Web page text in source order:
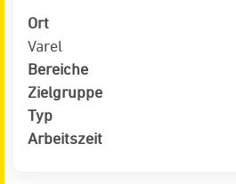
Ort
Varel
Bereiche
Zielgruppe
Typ
Arbeitszeit